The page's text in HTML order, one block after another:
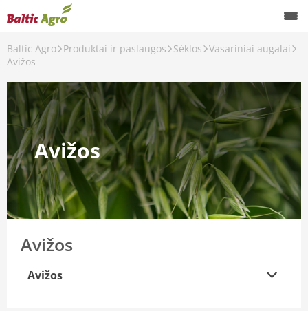
Baltic Agro Produktai ir paslaugos Sėklos Vasariniai augalai
Avižos
Avižos
Avižos
Avižos